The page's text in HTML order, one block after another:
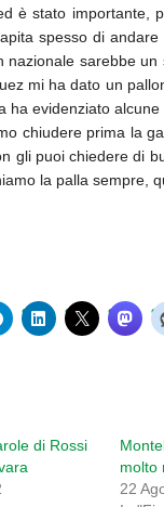
è stato importante,
spesso di
nazionale sarebbe
mi ha dato un
ha evidenziato
chiudere prima la
gli puoi chiedere di
la palla sempre,
di Rossi
molto
22